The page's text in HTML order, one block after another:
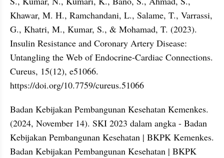
Khawar, M. H., Ramchandani, L., Salame, T., Varrassi,
G., Khatri, M., Kumar, S., & Mohamad, T. (2023).
Insulin Resistance and Coronary Artery Disease:
Untangling the Web of Endocrine-Cardiac Connections.
Cureus, 15(12), e51066.
https://doi.org/10.7759/cureus.51066
Badan Kebijakan Pembangunan Kesehatan Kemenkes.
(2024, November 14). SKI 2023 dalam angka - Badan
Kebijakan Pembangunan Kesehatan | BKPK Kemenkes.
Badan Kebijakan Pembangunan Kesehatan | BKPK